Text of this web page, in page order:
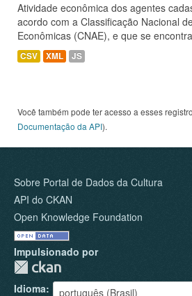
Atividade econômica dos agentes
acordo com a Classificação Nacional
Econômicas (CNAE), e que se
CSV XML JS
Você também pode ter acesso a esses
Documentação da API).
Sobre Portal de Dados da Cultura
API do CKAN
Open Knowledge Foundation
Impulsionado por
Idioma